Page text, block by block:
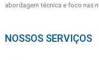
abordagem técnica e foco nas
NOSSOS SERVIÇOS